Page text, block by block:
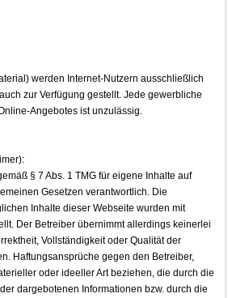
werden Internet-Nutzern ausschließlich
zur Verfügung gestellt. Jede gewerbliche
Angebotes ist unzulässig.
§ 7 Abs. 1 TMG für eigene Inhalte auf
Gesetzen verantwortlich. Die
Inhalte dieser Webseite wurden mit
Der Betreiber übernimmt allerdings keinerlei
Vollständigkeit oder Qualität der
Haftungsansprüche gegen den Betreiber,
oder ideeller Art beziehen, die durch die
dargebotenen Informationen bzw. durch die